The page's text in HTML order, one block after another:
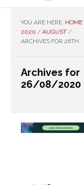
YOU ARE HERE: HOME
2020 / AUGUST /
ARCHIVES FOR 26TH
Archives for
26/08/2020